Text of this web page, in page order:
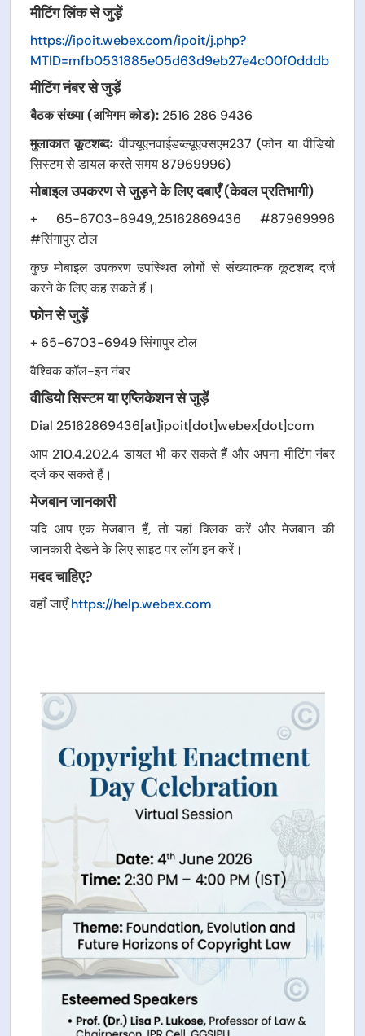
मीटिंग लिंक से जुड़ें
https://ipoit.webex.com/ipoit/j.php?
MTID=mfb0531885e05d63d9eb27e4c00f0dddb
मीटिंग नंबर से जुड़ें
बैठक संख्या (अभिगम कोड): 2516 286 9436
मुलाकात कूटशब्दः वीक्यूएनवाईडब्ल्यूएक्सएम237 (फोन या वीडियो
सिस्टम से डायल करते समय 87969996)
मोबाइल उपकरण से जुड़ने के लिए दबाएँ (केवल प्रतिभागी)
+ 65-6703-6949,,25162869436 #87969996
#सिंगापुर टोल
कुछ मोबाइल उपकरण उपस्थित लोगों से संख्यात्मक कूटशब्द दर्ज
करने के लिए कह सकते हैं।
फोन से जुड़ें
+ 65-6703-6949 सिंगापुर टोल
वैश्विक कॉल-इन नंबर
वीडियो सिस्टम या एप्लिकेशन से जुड़ें
Dial 25162869436[at]ipoit[dot]webex[dot]com
आप 210.4.202.4 डायल भी कर सकते हैं और अपना मीटिंग नंबर
दर्ज कर सकते हैं।
मेजबान जानकारी
यदि आप एक मेजबान हैं, तो यहां क्लिक करें और मेजबान की
जानकारी देखने के लिए साइट पर लॉग इन करें।
मदद चाहिए?
वहाँ जाएँhttps://help.webex.com